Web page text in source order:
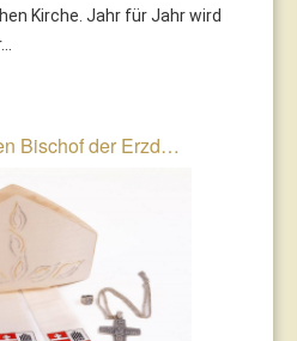
Kirche. Jahr für Jahr wird
Bischof der Erzd…